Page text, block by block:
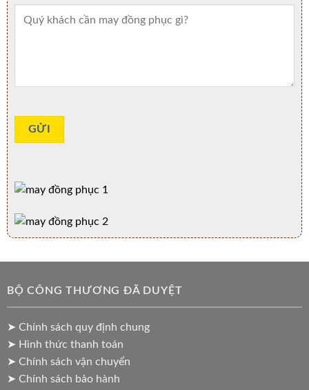
BỘ CÔNG THƯƠNG ĐÃ DUYỆT
➤ Chính sách quy định chung
➤ Hình thức thanh toán
➤ Chính sách vận chuyển
➤ Chính sách bảo hành